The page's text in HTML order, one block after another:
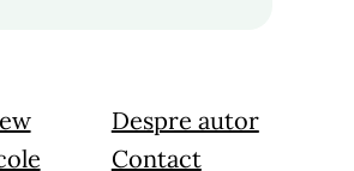
Despre autor
Contact